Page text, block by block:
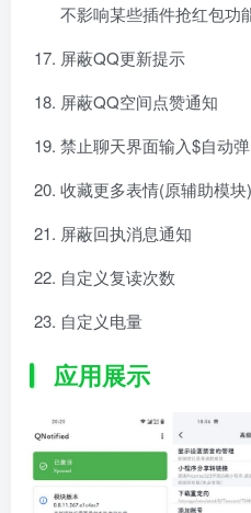
不影响某些插件抢红包功
屏蔽QQ更新提示
屏蔽QQ空间点赞通知
禁止聊天界面输入$自动
收藏更多表情(原辅助模块)
屏蔽回执消息通知
自定义复读次数
自定义电量
应用展示